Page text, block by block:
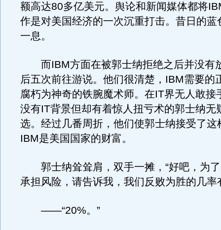
额高达80多亿美元。舆论和新闻媒体都将
作是对美国经济的一次沉重打击。昔日的蓝
一息。
而IBM方面在被郭士纳拒绝之后并没有
后五次前往游说。他们很清楚，IBM需要的
腐朽为神奇的铁腕魔术师。在IT界无人敢接
没有IT背景但却有着惊人扭亏术的郭士纳无
选。经过几番周折，他们使郭士纳接受了这
IBM是美国国家的财富。
郭士纳耸耸肩，双手一摊，“好吧，为了
承担风险，请告诉我，我们反败为胜的几率
——“20%。”